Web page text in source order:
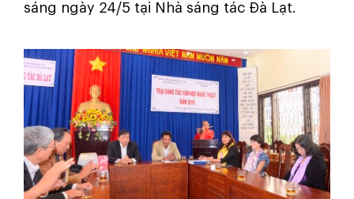
sáng ngày 24/5 tại Nhà sáng tác Đà Lạt.